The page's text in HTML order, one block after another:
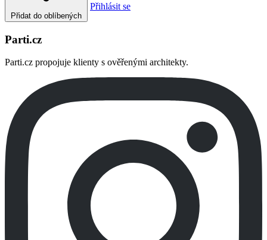
Přidat do oblíbených
Přihlásit se
Parti.cz
Parti.cz propojuje klienty s ověřenými architekty.